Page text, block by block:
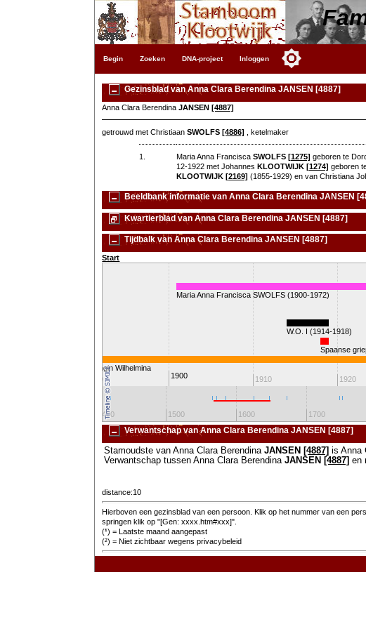
Begin Zoeken DNA-project Inloggen
Gezinsblad van Anna Clara Berendina JANSEN [4887]
Anna Clara BerendinaJANSEN [4887]
getrouwd met ChristiaanSWOLFS [4886] , ketelmaker
1. Maria Anna Francisca SWOLFS [1275] geboren te
12-1922 met Johannes KLOOTWIJK [1274] geboren
KLOOTWIJK [2169] (1855-1929) en van Christiana
Beeldbank informatie van Anna Clara Berendina JANSEN
Kwartierblad van Anna Clara Berendina JANSEN [4887]
Tijdbalk van Anna Clara Berendina JANSEN [4887]
Start
1890 1900 1910 1920
Spaanse
W.O. I (1914-1918)
Maria Anna Francisca SWOLFS (1900-1972)
Koningin Wilhelmina
1400 1500 1600 1700
Verwantschap van Anna Clara Berendina JANSEN [4887]
Stamoudste van Anna Clara BerendinaJANSEN [4887] is Anna
Verwantschap tussen Anna Clara BerendinaJANSEN [4887] en
distance:10
Hierboven een gezinsblad van een persoon. Klik op het nummer van een
springen klik op "[Gen: xxxx.htm#xxx]".
(¹) = Laatste maand aangepast
(²) = Niet zichtbaar wegens privacybeleid